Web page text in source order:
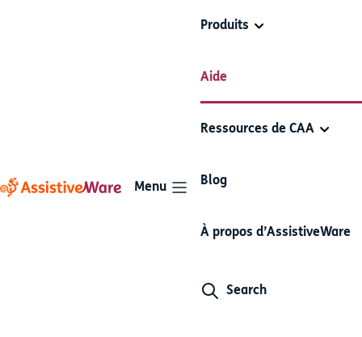
Menu
Produits
Aide
Ressources de CAA
Blog
À propos d’AssistiveWare
Search
Modifier et organiser les Blocs
et des catégories
Blocs rapides : Liste et Grille. Vous pouvez facilement